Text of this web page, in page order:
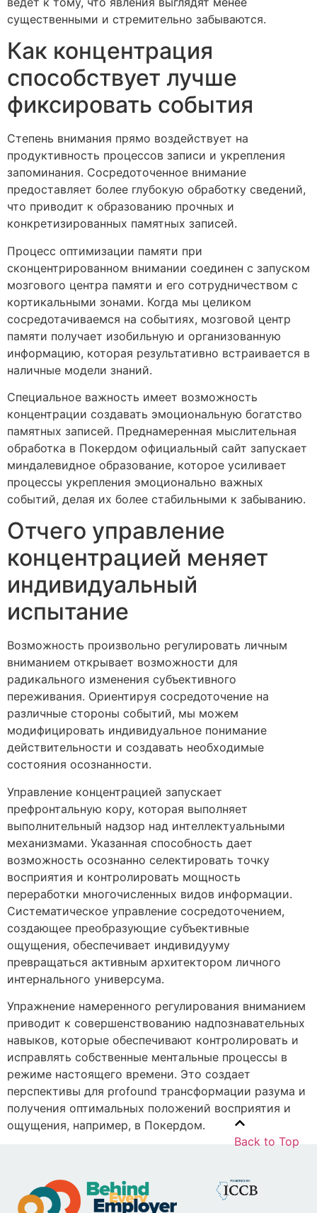
существенными и стремительно забываются.
Как концентрация
способствует лучше
фиксировать события
Степень внимания прямо воздействует на
продуктивность процессов записи и укрепления
запоминания. Сосредоточенное внимание
предоставляет более глубокую обработку сведений,
что приводит к образованию прочных и
конкретизированных памятных записей.
Процесс оптимизации памяти при
сконцентрированном внимании соединен с запуском
мозгового центра памяти и его сотрудничеством с
кортикальными зонами. Когда мы целиком
сосредотачиваемся на событиях, мозговой центр
памяти получает изобильную и организованную
информацию, которая результативно встраивается в
наличные модели знаний.
Специальное важность имеет возможность
концентрации создавать эмоциональную богатство
памятных записей. Преднамеренная мыслительная
обработка в Покердом официальный сайт запускает
миндалевидное образование, которое усиливает
процессы укрепления эмоционально важных
событий, делая их более стабильными к забыванию.
Отчего управление
концентрацией меняет
индивидуальный
испытание
Возможность произвольно регулировать личным
вниманием открывает возможности для
радикального изменения субъективного
переживания. Ориентируя сосредоточение на
различные стороны событий, мы можем
модифицировать индивидуальное понимание
действительности и создавать необходимые
состояния осознанности.
Управление концентрацией запускает
префронтальную кору, которая выполняет
выполнительный надзор над интеллектуальными
механизмами. Указанная способность дает
возможность осознанно селектировать точку
восприятия и контролировать мощность
переработки многочисленных видов информации.
Систематическое управление сосредоточением,
создающее преобразующие субъективные
ощущения, обеспечивает индивидууму
превращаться активным архитектором личного
интернального универсума.
Упражнение намеренного регулирования вниманием
приводит к совершенствованию надпознавательных
навыков, которые обеспечивают контролировать и
исправлять собственные ментальные процессы в
режиме настоящего времени. Это создает
перспективы для profound трансформации разума и
получения оптимальных положений восприятия и
ощущения, например, в Покердом.
Back to Top